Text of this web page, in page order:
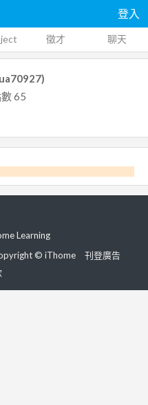
登入
徵才 聊天
)
65
Learning
© iThome
刊登廣告